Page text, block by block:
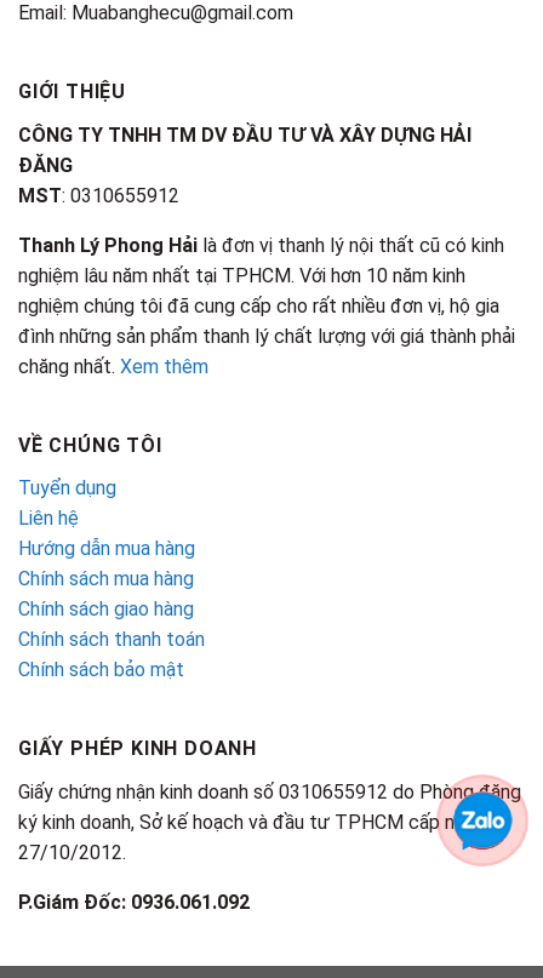
Email: Muabanghecu@gmail.com
GIỚI THIỆU
CÔNG TY TNHH TM DV ĐẦU TƯ VÀ XÂY DỰNG HẢI
ĐĂNG
MST: 0310655912
Thanh Lý Phong Hải là đơn vị thanh lý nội thất cũ có kinh
nghiệm lâu năm nhất tại TPHCM. Với hơn 10 năm kinh
nghiệm chúng tôi đã cung cấp cho rất nhiều đơn vị, hộ gia
đình những sản phẩm thanh lý chất lượng với giá thành phải
chăng nhất. Xem thêm
VỀ CHÚNG TÔI
Tuyển dụng
Liên hệ
Hướng dẫn mua hàng
Chính sách mua hàng
Chính sách giao hàng
Chính sách thanh toán
Chính sách bảo mật
GIẤY PHÉP KINH DOANH
Giấy chứng nhận kinh doanh số 0310655912 do Phòng đăng
ký kinh doanh, Sở kế hoạch và đầu tư TPHCM cấp ngày
27/10/2012.
P.Giám Đốc: 0936.061.092